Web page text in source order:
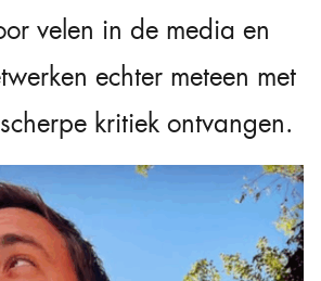
velen in de media en
echter meteen met
kritiek ontvangen.